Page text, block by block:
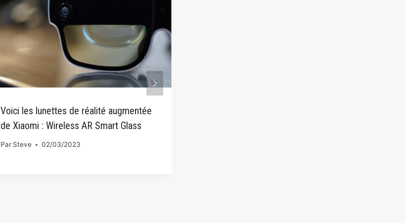
Voici les lunettes de réalité augmentée
de Xiaomi : Wireless AR Smart Glass
Par Steve 02/03/2023